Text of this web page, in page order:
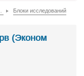
Блоки исследований
(Эконом